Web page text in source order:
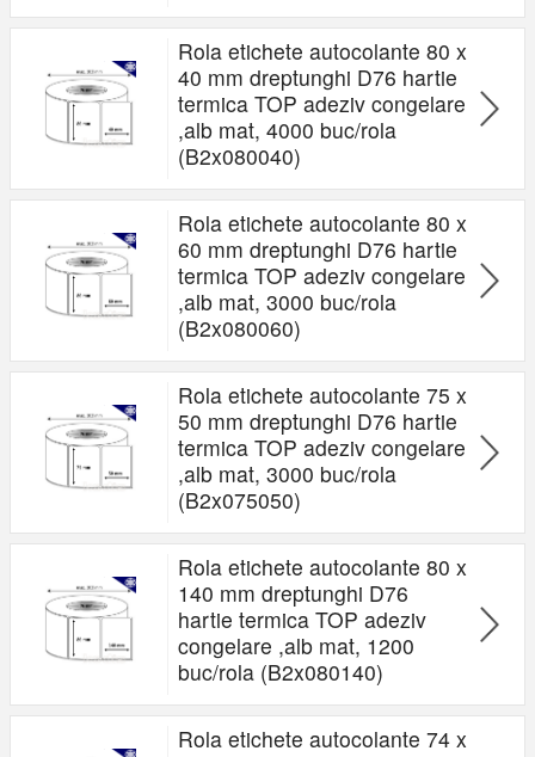
Rola etichete autocolante 80 x
40 mm dreptunghi D76 hartie
termica TOP adeziv congelare
,alb mat, 4000 buc/rola
(B2x080040)
Rola etichete autocolante 80 x
60 mm dreptunghi D76 hartie
termica TOP adeziv congelare
,alb mat, 3000 buc/rola
(B2x080060)
Rola etichete autocolante 75 x
50 mm dreptunghi D76 hartie
termica TOP adeziv congelare
,alb mat, 3000 buc/rola
(B2x075050)
Rola etichete autocolante 80 x
140 mm dreptunghi D76
hartie termica TOP adeziv
congelare ,alb mat, 1200
buc/rola (B2x080140)
Rola etichete autocolante 74 x